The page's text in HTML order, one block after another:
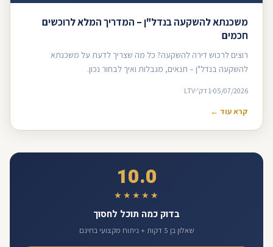
משכנתא להשקעה בנדל"ן – המדריך המלא לרוכשים
חכמים
רוצים לרכוש דירה להשקעה? כל מה שצריך לדעת על משכנתא
להשקעה בנדל"ן – תנאים, מגבלות ואיך לבחור נכון.
05/07/2026 1 דק' LTV
קרא עוד ←
10.0
★★★★★
בדוק כמה תוכל לחסוך
שאלון בן 5 דקות + ניתוח מקצועי בחינם